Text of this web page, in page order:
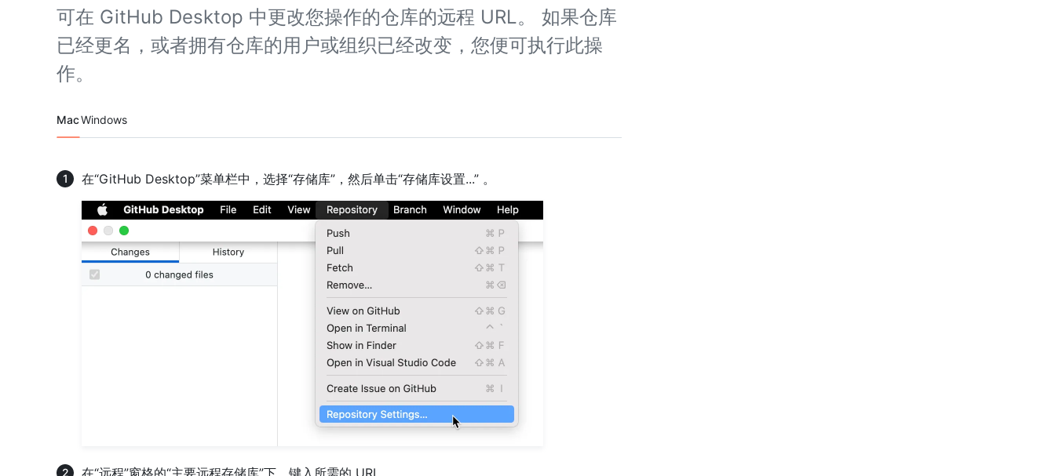
可在 GitHub Desktop 中更改您操作的仓库的远程 URL。 如果仓库
已经更名，或者拥有仓库的用户或组织已经改变，您便可执行此操
作。
Platform navigation
MacWindows
在“GitHub Desktop”菜单栏中，选择“存储库”，然后单击“存储库设置...” 。
在“远程”窗格的“主要远程存储库”下，键入所需的 URL。